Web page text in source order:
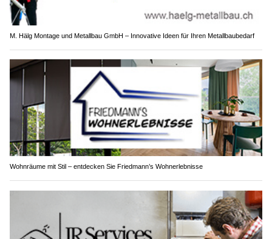
M. Hälg Montage und Metallbau GmbH – Innovative Ideen für Ihren Metallbaubedarf
Wohnräume mit Stil – entdecken Sie Friedmann’s Wohnerlebnisse